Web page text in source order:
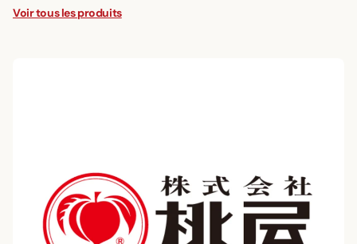
Voir tous les produits